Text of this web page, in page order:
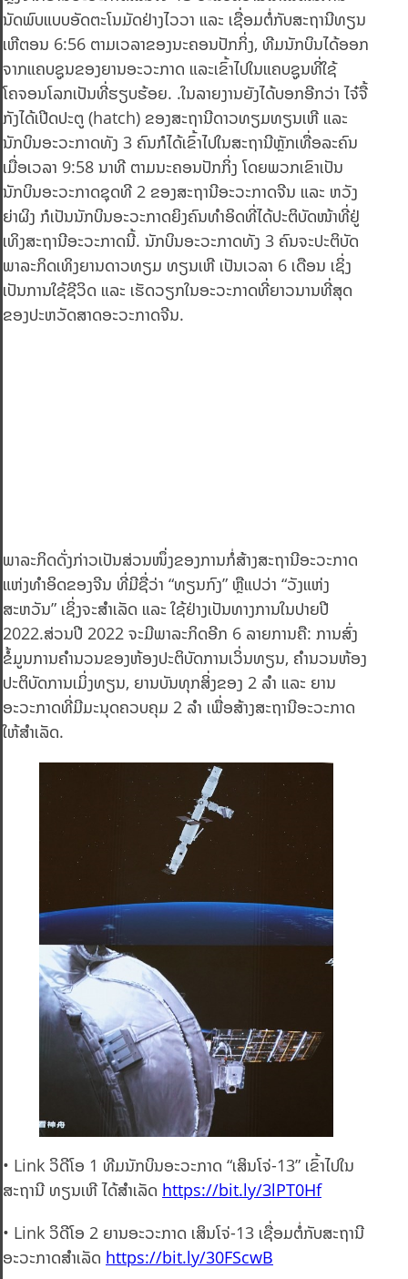
ນັດພົບແບບອັດຕະໂນມັດຢ່າງໄວວາ ແລະ ເຊື່ອມຕໍ່ກັບສະຖານີທຽນ
ເຫີຕອນ 6:56 ຕາມເວລາຂອງນະຄອນປັກກິ່ງ, ທີມນັກບິນໄດ້ອອກ
ຈາກແຄບຊູນຂອງຍານອະວະກາດ ແລະເຂົ້າໄປໃນແຄບຊູນທີ່ໃຊ້
ໂຄຈອນໂລກເປັນທີ່ຮຽບຮ້ອຍ. .ໃນລາຍງານຍັງໄດ້ບອກອີກວ່າ ໄຈ໋ຈື້
ກັງໄດ້ເປີດປະຕູ (hatch) ຂອງສະຖານີດາວທຽມທຽນເຫີ ແລະ
ນັກບິນອະວະກາດທັງ 3 ຄົນກໍໄດ້ເຂົ້າໄປໃນສະຖານີຫຼັກເທື່ອລະຄົນ
ເມື່ອເວລາ 9:58 ນາທີ ຕາມນະຄອນປັກກິ່ງ ໂດຍພວກເຂົາເປັນ
ນັກບິນອະວະກາດຊຸດທີ 2 ຂອງສະຖານີອະວະກາດຈີນ ແລະ ຫວັງ
ຍ່າຜິງ ກໍເປັນນັກບິນອະວະກາດຍິງຄົນທຳອິດທີ່ໄດ້ປະຕິບັດໜ້າທີ່ຢູ່
ເທິງສະຖານີອະວະກາດນີ້. ນັກບິນອະວະກາດທັງ 3 ຄົນຈະປະຕິບັດ
ພາລະກິດເທິງຍານດາວທຽມ ທຽນເຫີ ເປັນເວລາ 6 ເດືອນ ເຊິ່ງ
ເປັນການໃຊ້ຊີວິດ ແລະ ເຮັດວຽກໃນອະວະກາດທີ່ຍາວນານທີ່ສຸດ
ຂອງປະຫວັດສາດອະວະກາດຈີນ.
ພາລະກິດດັ່ງກ່າວເປັນສ່ວນໜຶ່ງຂອງການກໍ່ສ້າງສະຖານີອະວະກາດ
ແຫ່ງທຳອິດຂອງຈີນ ທີ່ມີຊື່ວ່າ “ທຽນກົງ” ຫຼືແປວ່າ “ວັງແຫ່ງ
ສະຫວັນ” ເຊິ່ງຈະສຳເລັດ ແລະ ໃຊ້ຢ່າງເປັນທາງການໃນປາຍປີ
2022.ສ່ວນປີ 2022 ຈະມີພາລະກິດອີກ 6 ລາຍການຄື: ການສົ່ງ
ຂໍ້ມູນການຄຳນວນຂອງຫ້ອງປະຕິບັດການເວິ່ນທຽນ, ຄຳນວນຫ້ອງ
ປະຕິບັດການເມິ່ງທຽນ, ຍານບັນທຸກສິ່ງຂອງ 2 ລຳ ແລະ ຍານ
ອະວະກາດທີ່ມີມະນຸດຄວບຄຸມ 2 ລຳ ເພື່ອສ້າງສະຖານີອະວະກາດ
ໃຫ້ສຳເລັດ.
• Link ວິດີໂອ 1 ທີມນັກບິນອະວະກາດ “ເສິນໂຈ່-13” ເຂົ້າໄປໃນ
ສະຖານີ ທຽນເຫີ ໄດ້ສຳເລັດ https://bit.ly/3lPT0Hf
• Link ວິດີໂອ 2 ຍານອະວະກາດ ເສິນໂຈ່-13 ເຊື່ອມຕໍ່ກັບສະຖານີ
ອະວະກາດສຳເລັດ https://bit.ly/30FScwB